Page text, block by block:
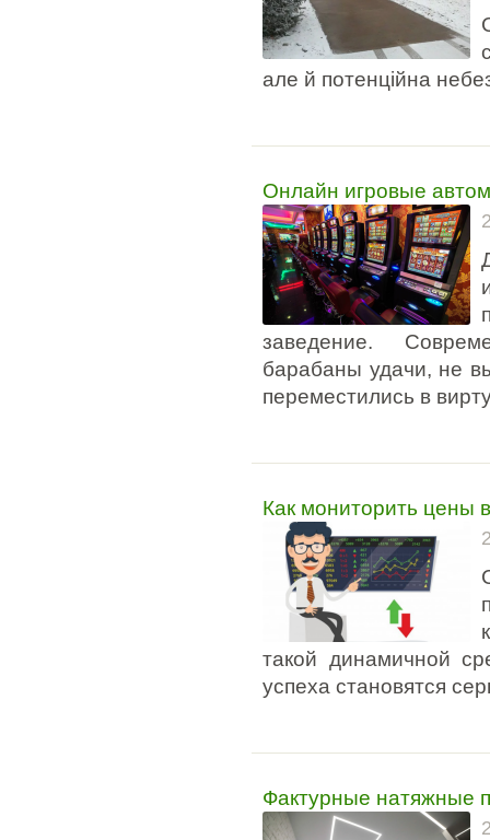
але й потенційна
Онлайн игровые
заведение.
барабаны удачи, не
переместились в
Как мониторить цены
такой динамичной
успеха становятся
Фактурные натяжные